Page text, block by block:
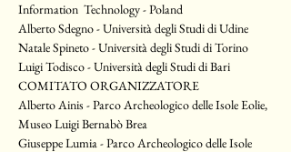
Information  Technology - Poland
Alberto Sdegno - Università degli Studi di Udine
Natale Spineto - Università degli Studi di Torino
Luigi Todisco - Università degli Studi di Bari
COMITATO ORGANIZZATORE
Alberto Ainis - Parco Archeologico delle Isole Eolie,
Museo Luigi Bernabò Brea
Giuseppe Lumia - Parco Archeologico delle Isole